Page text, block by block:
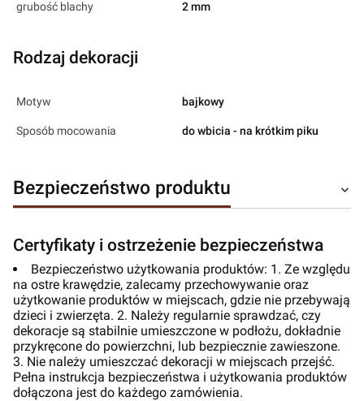
grubość blachy 2 mm
Rodzaj dekoracji
Motyw bajkowy
Sposób mocowania do wbicia - na krótkim piku
Bezpieczeństwo produktu
Certyfikaty i ostrzeżenie bezpieczeństwa
Bezpieczeństwo użytkowania produktów: 1. Ze względu
na ostre krawędzie, zalecamy przechowywanie oraz
użytkowanie produktów w miejscach, gdzie nie przebywają
dzieci i zwierzęta. 2. Należy regularnie sprawdzać, czy
dekoracje są stabilnie umieszczone w podłożu, dokładnie
przykręcone do powierzchni, lub bezpiecznie zawieszone.
3. Nie należy umieszczać dekoracji w miejscach przejść.
Pełna instrukcja bezpieczeństwa i użytkowania produktów
dołączona jest do każdego zamówienia.